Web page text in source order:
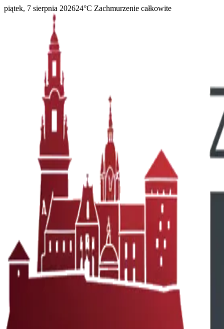
piątek, 7 sierpnia 202624°C Zachmurzenie całkowite